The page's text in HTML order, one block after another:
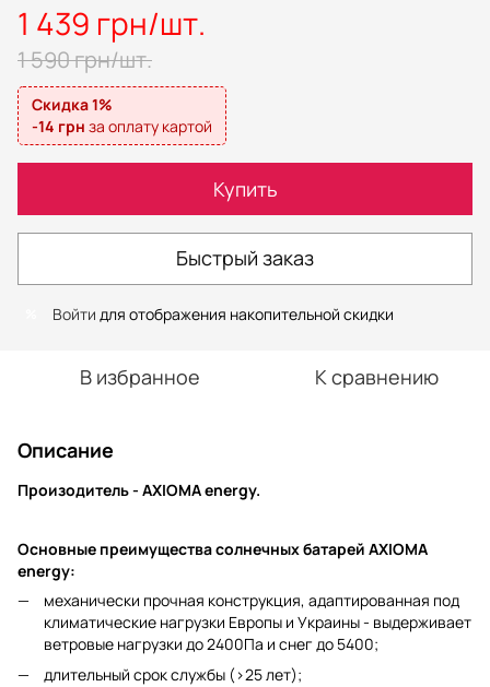
1 439 грн/шт.
1 590 грн/шт.
Скидка 1%
-14 грн за оплату картой
Купить
Быстрый заказ
Войти для отображения накопительной скидки
В избранное К сравнению
Описание
Произодитель - AXIOMA energy.
Основные преимущества солнечных батарей AXIOMA
energy:
механически прочная конструкция, адаптированная под
климатические нагрузки Европы и Украины - выдерживает
ветровые нагрузки до 2400Па и снег до 5400;
длительный срок службы (>25 лет);